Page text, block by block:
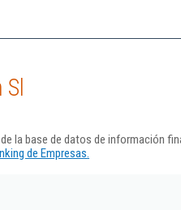
Sl
la base de datos de información
de Empresas.